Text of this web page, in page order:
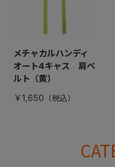
メチャカルハンディ
オート4キャス 肩ベ
ルト（黄）
￥1,650